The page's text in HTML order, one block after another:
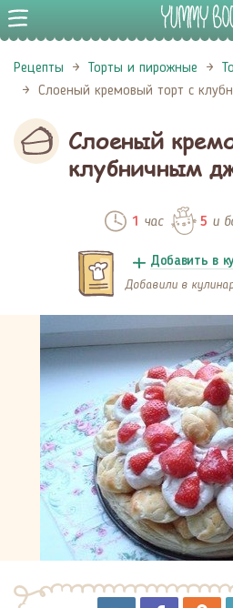
Рецепты Торты и пирожные
Слоеный кремовый торт с
Слоеный
клубничным
1 час 5 и
Добавить в
Добавили в